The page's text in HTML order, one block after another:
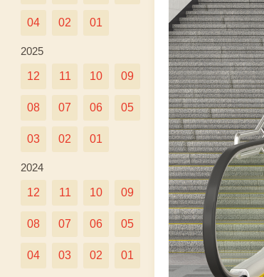
04 02 01
2025
12 11 10 09
08 07 06 05
03 02 01
2024
12 11 10 09
08 07 06 05
04 03 02 01